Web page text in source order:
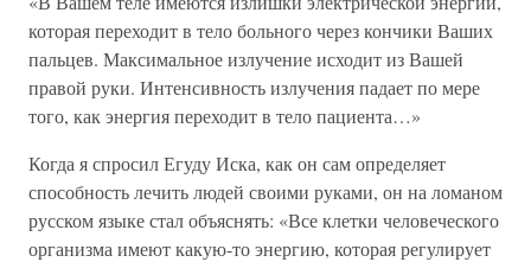
которая переходит в тело больного через кончики Ваших
пальцев. Максимальное излучение исходит из Вашей
правой руки. Интенсивность излучения падает по мере
того, как энергия переходит в тело пациента…»
Когда я спросил Егуду Иска, как он сам определяет
способность лечить людей своими руками, он на ломаном
русском языке стал объяснять: «Все клетки человеческого
организма имеют какую-то энергию, которая регулирует